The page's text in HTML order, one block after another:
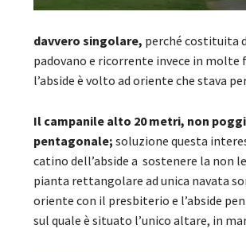
davvero singolare, perché costituita
padovano e ricorrente invece in molte
l’abside è volto ad oriente che stava
Il campanile alto 20 metri, non
pentagonale; soluzione questa
catino dell’abside a sostenere la non
pianta rettangolare ad unica navata
oriente con il presbiterio e l’abside
sul quale è situato l’unico altare, in